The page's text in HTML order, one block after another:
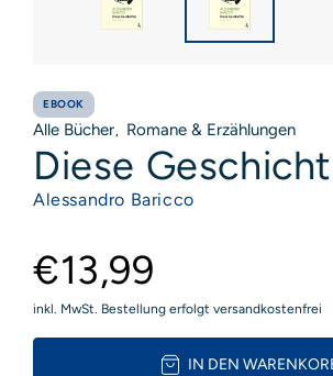
EBOOK
Alle Bücher, Romane & Erzählungen
Diese
Alessandro Baricco
€13,99
inkl. MwSt. Bestellung erfolgt versandkostenfrei
IN DEN